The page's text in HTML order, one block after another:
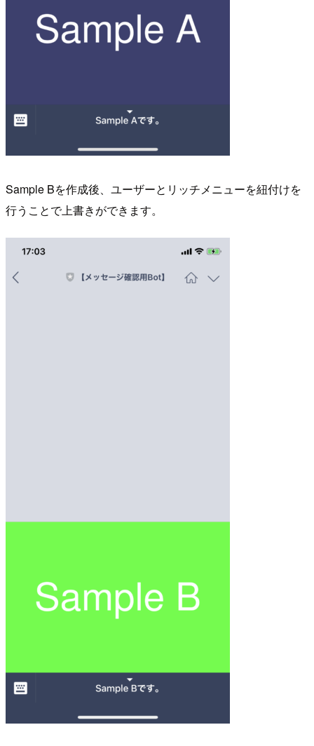
Sample Bを作成後、ユーザーとリッチメニューを紐付けを
行うことで上書きができます。